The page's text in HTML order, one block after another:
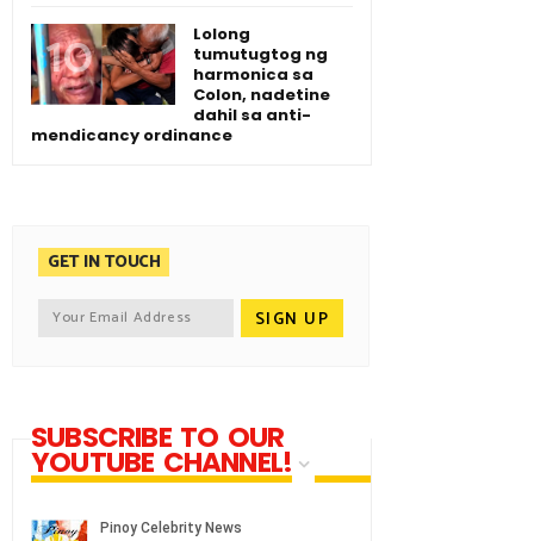
Lolong
tumutugtog ng
harmonica sa
Colon, nadetine
dahil sa anti-
mendicancy ordinance
GET IN TOUCH
SUBSCRIBE TO OUR
YOUTUBE CHANNEL!